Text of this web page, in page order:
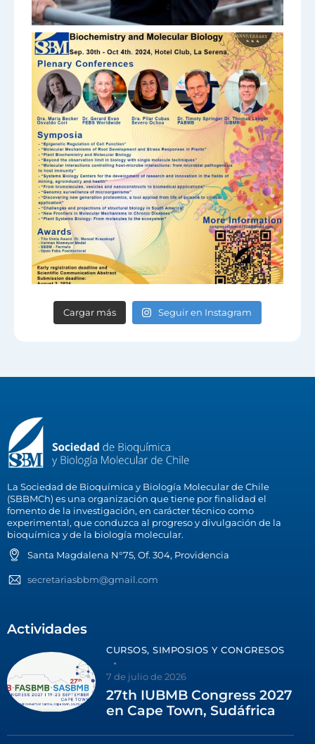
Cargar más Seguir en Instagram
La Sociedad de Bioquímica y Biología Molecular de Chile
(SBBMCh) es una organización que tiene por finalidad el
fomento de la investigación, en carácter técnico como
experimental, que conduzca al progreso y divulgación de la
bioquímica y de la biología molecular.
Santa Magdalena N°75, Of. 304, Providencia
secretariasbbm@gmail.com
Actividades
CURSOS, SIMPOSIOS Y CONGRESOS
7 de julio de 2026
27th IUBMB Congress 2027
en Cape Town, Sudáfrica